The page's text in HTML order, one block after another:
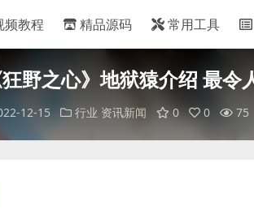
频教程 精品源码 常用工具
野之心》地狱猿介绍 最令
12-15 行业 资讯新闻 0 0 75